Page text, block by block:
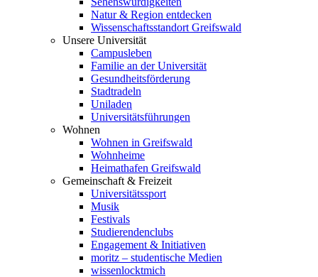
Natur & Region entdecken
Wissenschaftsstandort Greifswald
Unsere Universität
Campusleben
Familie an der Universität
Gesundheitsförderung
Stadtradeln
Uniladen
Universitätsführungen
Wohnen
Wohnen in Greifswald
Wohnheime
Heimathafen Greifswald
Gemeinschaft & Freizeit
Universitätssport
Musik
Festivals
Studierendenclubs
Engagement & Initiativen
moritz – studentische Medien
wissenlocktmich